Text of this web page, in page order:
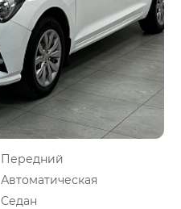
Передний
Автоматическая
Седан